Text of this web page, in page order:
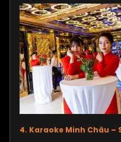
4. Karaoke Minh Châu –